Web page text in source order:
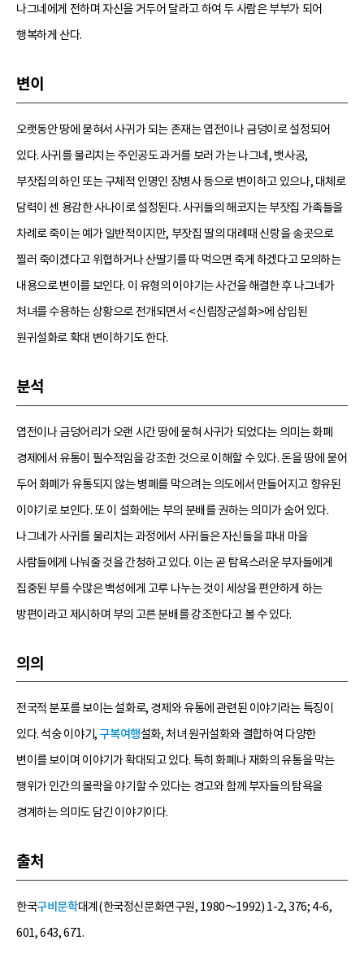
나그네에게 전하며 자신을 거두어 달라고 하여 두 사람은 부부가 되어
행복하게 산다.
변이
오랫동안 땅에 묻혀서 사귀가 되는 존재는 엽전이나 금덩이로 설정되어
있다. 사귀를 물리치는 주인공도 과거를 보러 가는 나그네, 뱃사공,
부잣집의 하인 또는 구체적 인명인 장병사 등으로 변이하고 있으나, 대체로
담력이 센 용감한 사나이로 설정된다. 사귀들의 해코지는 부잣집 가족들을
차례로 죽이는 예가 일반적이지만, 부잣집 딸의 대례때 신랑을 송곳으로
찔러 죽이겠다고 위협하거나 산딸기를 따 먹으면 죽게 하겠다고 모의하는
내용으로 변이를 보인다. 이 유형의 이야기는 사건을 해결한 후 나그네가
처녀를 수용하는 상황으로 전개되면서 <신립장군설화>에 삽입된
원귀설화로 확대 변이하기도 한다.
분석
엽전이나 금덩어리가 오랜 시간 땅에 묻혀 사귀가 되었다는 의미는 화폐
경제에서 유통이 필수적임을 강조한 것으로 이해할 수 있다. 돈을 땅에 묻어
두어 화폐가 유통되지 않는 병폐를 막으려는 의도에서 만들어지고 향유된
이야기로 보인다. 또 이 설화에는 부의 분배를 권하는 의미가 숨어 있다.
나그네가 사귀를 물리치는 과정에서 사귀들은 자신들을 파내 마을
사람들에게 나눠줄 것을 간청하고 있다. 이는 곧 탐욕스러운 부자들에게
집중된 부를 수많은 백성에게 고루 나누는 것이 세상을 편안하게 하는
방편이라고 제시하며 부의 고른 분배를 강조한다고 볼 수 있다.
의의
전국적 분포를 보이는 설화로, 경제와 유통에 관련된 이야기라는 특징이
있다. 석숭 이야기, 구복여행설화, 처녀 원귀설화와 결합하여 다양한
변이를 보이며 이야기가 확대되고 있다. 특히 화폐나 재화의 유통을 막는
행위가 인간의 몰락을 야기할 수 있다는 경고와 함께 부자들의 탐욕을
경계하는 의미도 담긴 이야기이다.
출처
한국구비문학대계(한국정신문화연구원, 1980～1992) 1-2, 376; 4-6,
601, 643, 671.